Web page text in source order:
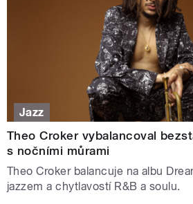
Jazz
Theo Croker vybalancoval
s nočními můrami
Theo Croker balancuje na albu
jazzem a chytlavostí R&B a soulu.